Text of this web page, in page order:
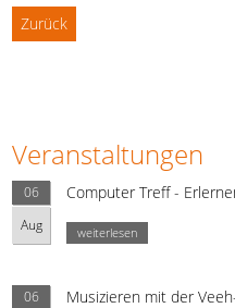
Zurück
Veranstaltungen
06
Aug
Computer Treff -
weiterlesen
06
Musizieren mit der